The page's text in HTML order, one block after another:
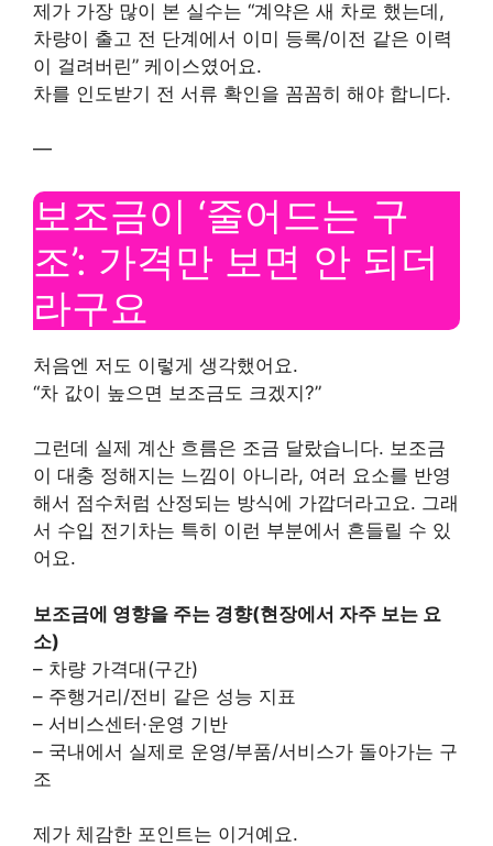
제가 가장 많이 본 실수는 “계약은 새 차로 했는데,
차량이 출고 전 단계에서 이미 등록/이전 같은 이력
이 걸려버린” 케이스였어요.
차를 인도받기 전 서류 확인을 꼼꼼히 해야 합니다.
—
보조금이 ‘줄어드는 구
조’: 가격만 보면 안 되더
라구요
처음엔 저도 이렇게 생각했어요.
“차 값이 높으면 보조금도 크겠지?”
그런데 실제 계산 흐름은 조금 달랐습니다. 보조금
이 대충 정해지는 느낌이 아니라, 여러 요소를 반영
해서 점수처럼 산정되는 방식에 가깝더라고요. 그래
서 수입 전기차는 특히 이런 부분에서 흔들릴 수 있
어요.
보조금에 영향을 주는 경향(현장에서 자주 보는 요
소)
– 차량 가격대(구간)
– 주행거리/전비 같은 성능 지표
– 서비스센터·운영 기반
– 국내에서 실제로 운영/부품/서비스가 돌아가는 구
조
제가 체감한 포인트는 이거예요.